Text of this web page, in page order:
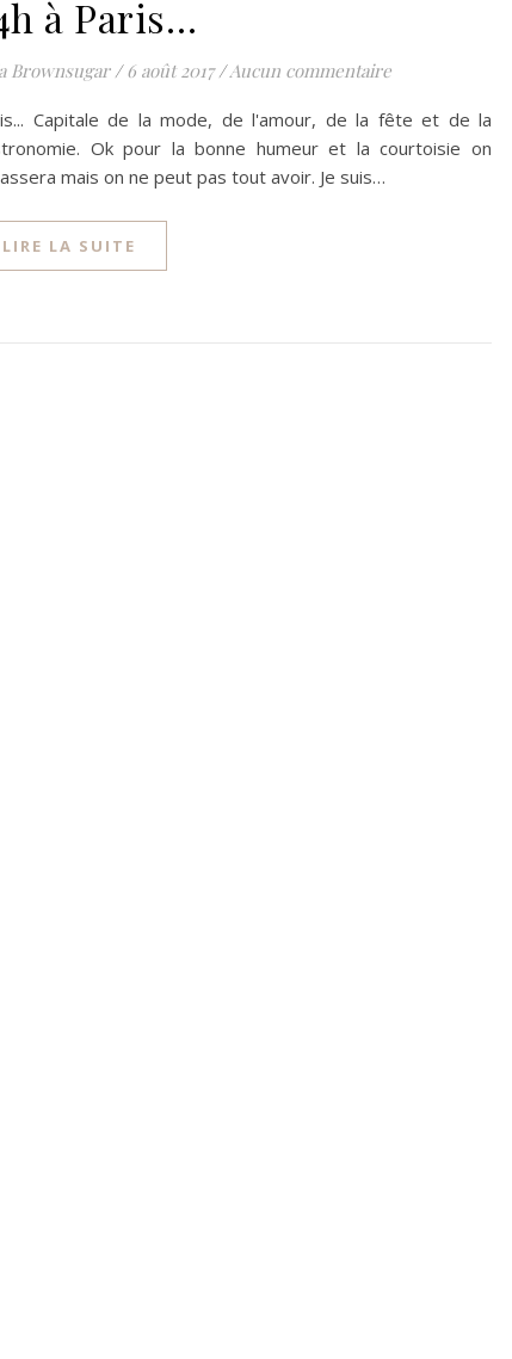
à Paris…
Brownsugar / 6 août 2017 /Aucun commentaire
Capitale de la mode, de l'amour, de la fête et de la
Ok pour la bonne humeur et la courtoisie on
mais on ne peut pas tout avoir. Je suis…
LIRE LA SUITE